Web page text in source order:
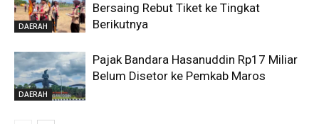
DAERAH
Bersaing Rebut Tiket ke Tingkat
Berikutnya
DAERAH
Pajak Bandara Hasanuddin Rp17 Miliar
Belum Disetor ke Pemkab Maros